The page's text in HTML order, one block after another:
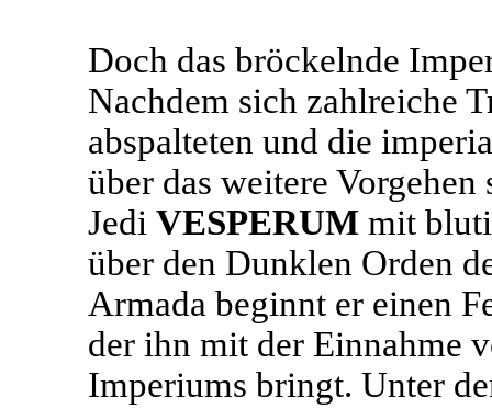
Doch das bröckelnde
Nachdem sich zahlreiche
abspalteten und die
über das weitere
Jedi VESPERUM mit
über den Dunklen Orden
Armada beginnt er einen
der ihn mit der Einnahme
Imperiums bringt. Unter